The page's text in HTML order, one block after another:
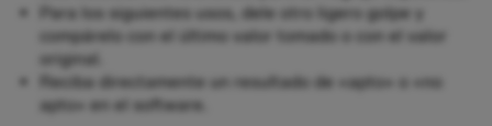
Para los siguientes usos, dele otro ligero golpe y
compárelo con el último valor tomado o con el valor
original.
Reciba directamente un resultado de «apto» o «no
apto» en el software.